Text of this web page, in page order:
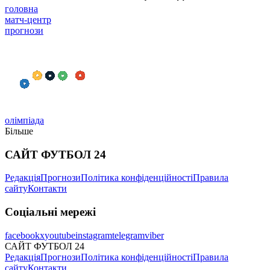
головна
матч-центр
прогнози
олімпіада
Більше
САЙТ ФУТБОЛ 24
РедакціяПрогнозиПолітика конфіденційностіПравила
сайтуКонтакти
Соціальні мережі
facebookxyoutubeinstagramtelegramviber
САЙТ ФУТБОЛ 24
РедакціяПрогнозиПолітика конфіденційностіПравила
сайтуКонтакти